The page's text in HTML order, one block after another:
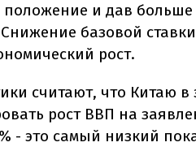
и дав больше
базовой
рост.
считают, что Китаю в
рост ВВП на
- это самый низкий